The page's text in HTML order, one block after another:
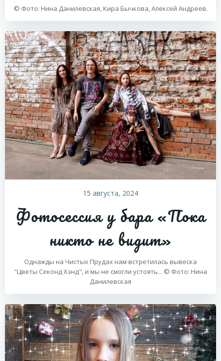
© Фото: Нина Данилевская, Кира Бычкова, Алексей Андреев.
15 августа, 2024
Фотосессия у бара «Пока
никто не видит»
Однажды на Чистых Прудах нам встретилась вывеска
"Цветы Секонд Хэнд", и мы не смогли устоять... © Фото: Нина
Данилевская